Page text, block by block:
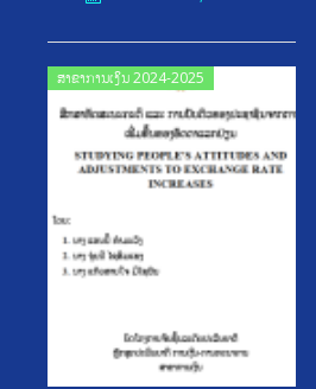
ສາຂາການເງິນ 2024-2025
Posted
on